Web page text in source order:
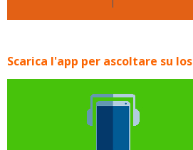
Scarica l'app per ascoltare su Ios